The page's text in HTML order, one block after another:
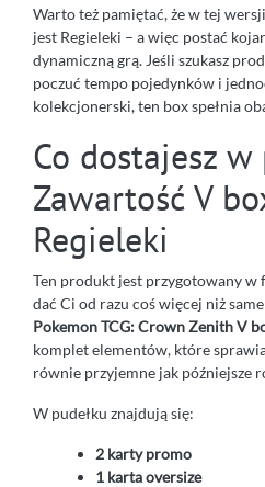
Warto też pamiętać, że w tej
jest Regieleki – a więc postać
dynamiczną grą. Jeśli szukasz
poczuć tempo pojedynków i
kolekcjonerski, ten box spełnia
Co dostajesz w
Zawartość V
Regieleki
Ten produkt jest przygotowany w
dać Ci od razu coś więcej niż
Pokemon TCG: Crown Zenith V
komplet elementów, które
równie przyjemne jak późniejsze
W pudełku znajdują się:
2 karty promo
1 karta oversize